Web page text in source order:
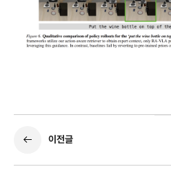
이전글